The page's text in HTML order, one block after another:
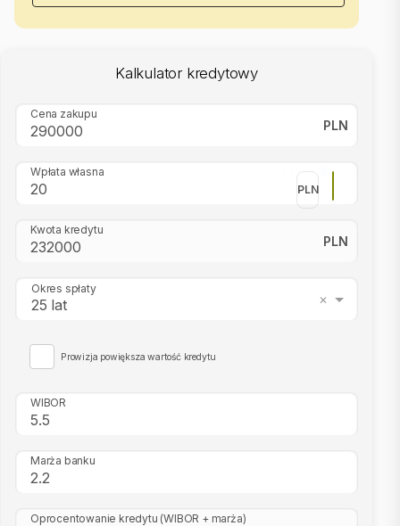
Kalkulator kredytowy
Cena zakupu
PLN
Wpłata własna
PLN
Kwota kredytu
PLN
Okres spłaty
25 lat
Prowizja powiększa wartość kredytu
WIBOR
Marża banku
Oprocentowanie kredytu (WIBOR + marża)